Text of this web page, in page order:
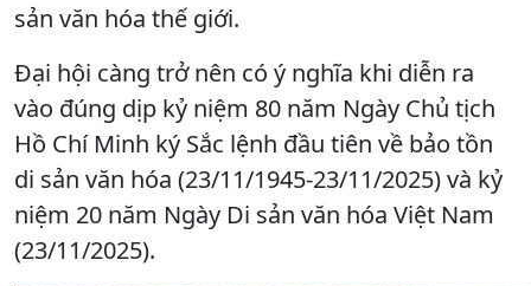
sản văn hóa thế giới.
Đại hội càng trở nên có ý nghĩa khi diễn ra
vào đúng dịp kỷ niệm 80 năm Ngày Chủ tịch
Hồ Chí Minh ký Sắc lệnh đầu tiên về bảo tồn
di sản văn hóa (23/11/1945-23/11/2025) và kỷ
niệm 20 năm Ngày Di sản văn hóa Việt Nam
(23/11/2025).